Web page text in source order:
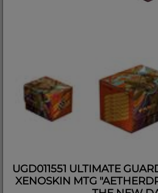
UGD011551 ULTIMATE
XENOSKIN MTG